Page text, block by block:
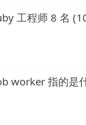
工程师 8 名
worker 指的是